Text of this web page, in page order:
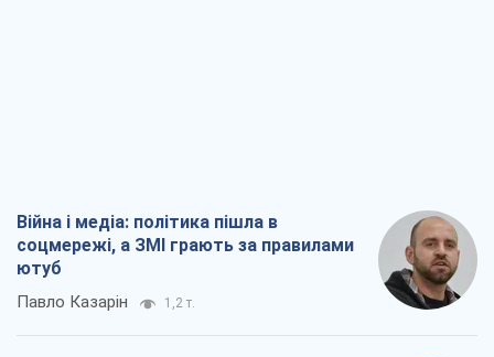
Війна і медіа: політика пішла в
соцмережі, а ЗМІ грають за правилами
ютуб
Павло Казарін 1,2 т.